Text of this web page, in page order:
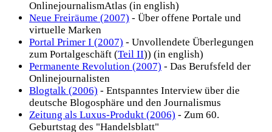
OnlinejournalismAtlas (in english)
Neue Freiräume (2007) - Über offene Portale und
virtuelle Marken
Portal Primer I (2007) - Unvollendete Überlegungen
zum Portalgeschäft (Teil II)) (in english)
Permanente Revolution (2007) - Das Berufsfeld der
Onlinejournalisten
Blogtalk (2006) - Entspanntes Interview über die
deutsche Blogosphäre und den Journalismus
Zeitung als Luxus-Produkt (2006) - Zum 60.
Geburtstag des "Handelsblatt"